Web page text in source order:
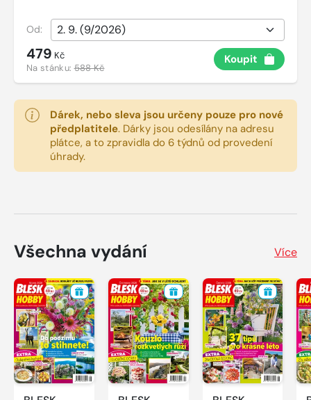
Od:
479 Kč
Na stánku:588 Kč
Koupit
Dárek, nebo sleva jsou určeny pouze pro nové
předplatitele. Dárky jsou odesílány na adresu
plátce, a to zpravidla do 6 týdnů od provedení
úhrady.
Všechna vydání Více